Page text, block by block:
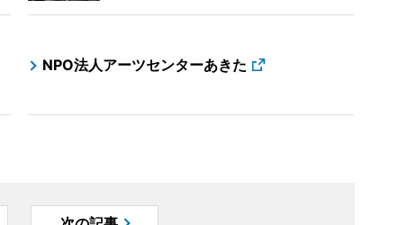
NPO法人アーツセンターあきた